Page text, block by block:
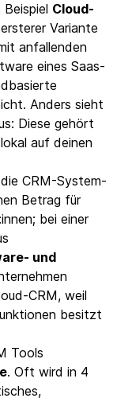
Cloud-
Variante
anfallenden
eines Saas-
Anders sieht
Diese gehört
auf deinen
CRM-System-
Betrag für
bei einer
und
CRM, weil
besitzt
Tools
. Oft wird in 4